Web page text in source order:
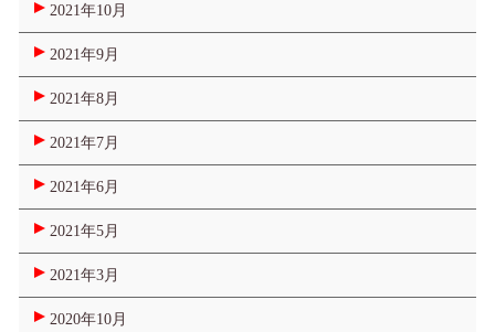
2021年10月
2021年9月
2021年8月
2021年7月
2021年6月
2021年5月
2021年3月
2020年10月